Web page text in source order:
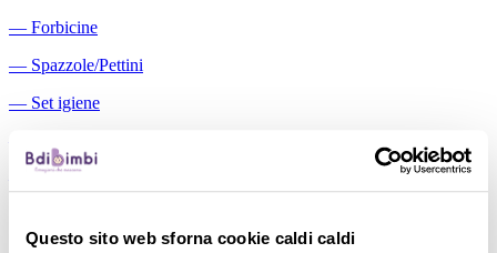
Questo sito web sforna cookie caldi caldi
― Forbicine
― Spazzole/Pettini
― Set igiene
Aspiratori nasali manuali